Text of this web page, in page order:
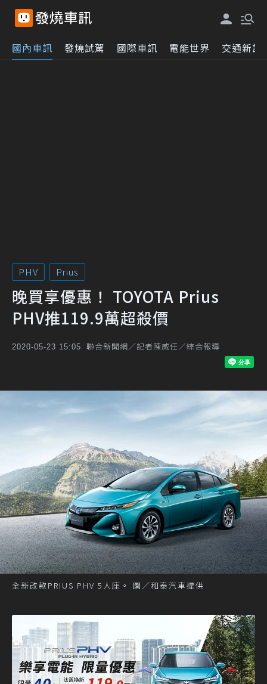
國內車訊 發燒試駕 國際車訊 電能世界 交通新訊
PHV Prius
晚買享優惠！ TOYOTA Prius
PHV推119.9萬超殺價
2020-05-23 15:05 聯合新聞網／記者陳威任／綜合報導
全新改款PRIUS PHV 5人座。 圖／和泰汽車提供